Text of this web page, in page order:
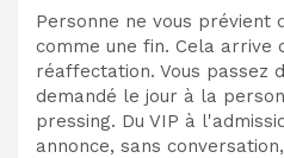
Personne ne vous prévient
comme une fin. Cela arrive
réaffectation. Vous passez
demandé le jour à la
pressing. Du VIP à
annonce, sans